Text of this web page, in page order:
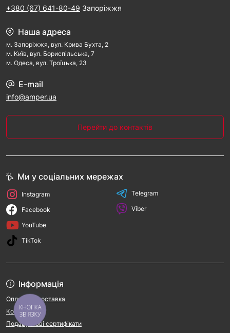
+380 (67) 641-80-49 Запоріжжя
Наша адреса
м. Запорiжжя, вул. Крива Бухта, 2
м. Kиїв, вул. Бориспільська, 7
м. Одеса, вул. Троїцька, 23
E-mail
info@amper.ua
Перейти до контактів
Інформація
Оплата та доставка
Контакти
Подарункові сертифікати
Ми у соціальних мережах
Instagram
Facebook
YouTube
TikTok
Telegram
Viber
КНОПКА
ЗВ'ЯЗКУ